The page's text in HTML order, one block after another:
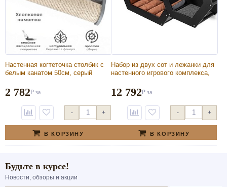
Настенная когтеточка столбик с
белым канатом 50см, серый
2 782₽ за
- +
В КОРЗИНУ
Набор из двух сот и лежанки для
настенного игрового комплекса,
12 792₽ за
- +
В КОРЗИНУ
Будьте в курсе!
Новости, обзоры и акции